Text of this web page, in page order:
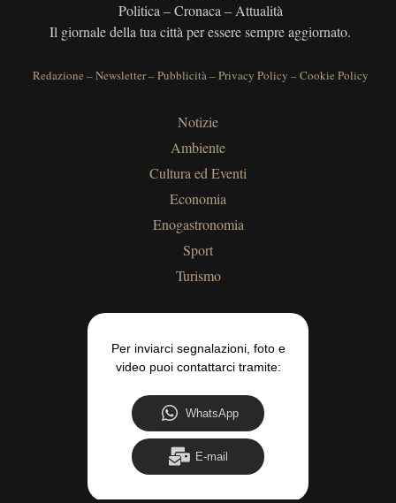
Politica – Cronaca – Attualità
Il giornale della tua città per essere sempre aggiornato.
Redazione –Newsletter–Pubblicità–Privacy Policy –Cookie Policy
Notizie
Ambiente
Cultura ed Eventi
Economia
Enogastronomia
Sport
Turismo
Per inviarci segnalazioni, foto e
video puoi contattarci tramite:
WhatsApp
E-mail